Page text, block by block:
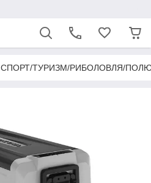
СПОРТ/ТУРИЗМ/РИБОЛОВЛЯ/